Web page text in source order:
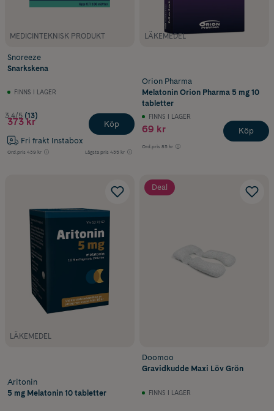
MEDICINTEKNISK PRODUKT
Snoreeze
Snarkskena
FINNS I LAGER
3.4/5 (13)
373 kr
Fri frakt Instabox
Ord.pris 439 kr Lägsta pris 435 kr
Köp
LÄKEMEDEL
Orion Pharma
Melatonin Orion Pharma 5 mg 10
tabletter
FINNS I LAGER
69 kr
Ord.pris 85 kr
Köp
LÄKEMEDEL
Aritonin
5 mg Melatonin 10 tabletter
Deal
Doomoo
Gravidkudde Maxi Löv Grön
FINNS I LAGER